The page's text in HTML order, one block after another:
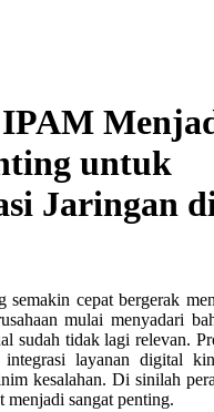
untuk
Jaringan
cepat bergerak
mulai menyadari
sudah tidak lagi relevan.
integrasi layanan digital
kesalahan. Di sinilah
menjadi sangat penting.